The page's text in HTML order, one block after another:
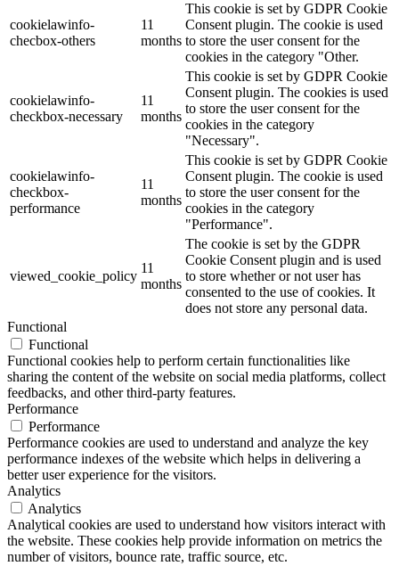
cookielawinfo-
checbox-others
11
months
This cookie is set by GDPR Cookie
Consent plugin. The cookie is used
to store the user consent for the
cookies in the category "Other.
cookielawinfo-
checkbox-necessary
11
months
This cookie is set by GDPR Cookie
Consent plugin. The cookies is used
to store the user consent for the
cookies in the category
"Necessary".
cookielawinfo-
checkbox-
performance
11
months
This cookie is set by GDPR Cookie
Consent plugin. The cookie is used
to store the user consent for the
cookies in the category
"Performance".
viewed_cookie_policy
11
months
The cookie is set by the GDPR
Cookie Consent plugin and is used
to store whether or not user has
consented to the use of cookies. It
does not store any personal data.
Functional
Functional
Functional cookies help to perform certain functionalities like
sharing the content of the website on social media platforms, collect
feedbacks, and other third-party features.
Performance
Performance
Performance cookies are used to understand and analyze the key
performance indexes of the website which helps in delivering a
better user experience for the visitors.
Analytics
Analytics
Analytical cookies are used to understand how visitors interact with
the website. These cookies help provide information on metrics the
number of visitors, bounce rate, traffic source, etc.